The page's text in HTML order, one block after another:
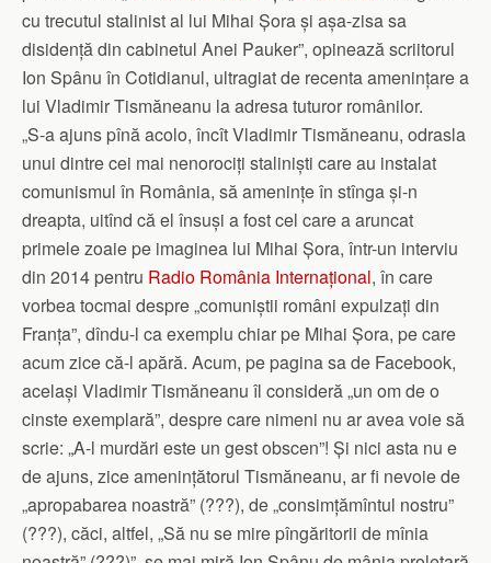
cu trecutul stalinist al lui Mihai Șora și așa-zisa sa
disidență din cabinetul Anei Pauker”, opinează scriitorul
Ion Spânu în Cotidianul, ultragiat de recenta amenințare a
lui Vladimir Tismăneanu la adresa tuturor românilor.
„S-a ajuns pînă acolo, încît Vladimir Tismăneanu, odrasla
unui dintre cei mai nenorociți staliniști care au instalat
comunismul în România, să amenințe în stînga și-n
dreapta, uitînd că el însuși a fost cel care a aruncat
primele zoaie pe imaginea lui Mihai Șora, într-un interviu
din 2014 pentru Radio România Internațional, în care
vorbea tocmai despre „comuniștii români expulzați din
Franța”, dîndu-l ca exemplu chiar pe Mihai Șora, pe care
acum zice că-l apără. Acum, pe pagina sa de Facebook,
același Vladimir Tismăneanu îl consideră „un om de o
cinste exemplară”, despre care nimeni nu ar avea voie să
scrie: „A-l murdări este un gest obscen”! Și nici asta nu e
de ajuns, zice amenințătorul Tismăneanu, ar fi nevoie de
„apropabarea noastră” (???), de „consimțămîntul nostru”
(???), căci, altfel, „Să nu se mire pîngăritorii de mînia